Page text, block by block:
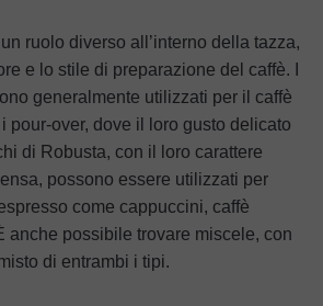
ruolo diverso all’interno della tazza,
e lo stile di preparazione del caffè. I
generalmente utilizzati per il caffè
pour-over, dove il loro gusto delicato
di Robusta, con il loro carattere
possono essere utilizzati per
come cappuccini, caffè
anche possibile trovare miscele, con
di entrambi i tipi.